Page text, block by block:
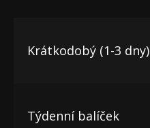
Krátkodobý (1-3 dny)
Týdenní balíček